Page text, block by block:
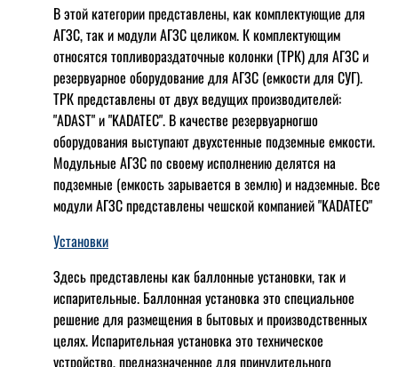
В этой категории представлены, как комплектующие для
АГЗС, так и модули АГЗС целиком. К комплектующим
относятся топливораздаточные колонки (ТРК) для АГЗС и
резервуарное оборудование для АГЗС (емкости для СУГ).
ТРК представлены от двух ведущих производителей:
"ADAST" и "KADATEC". В качестве резервуарногшо
оборудования выступают двухстенные подземные емкости.
Модульные АГЗС по своему исполнению делятся на
подземные (емкость зарывается в землю) и надземные. Все
модули АГЗС представлены чешской компанией "KADATEC"
Установки
Здесь представлены как баллонные установки, так и
испарительные. Баллонная установка это специальное
решение для размещения в бытовых и производственных
целях. Испарительная установка это техническое
устройство, предназначенное для принудительного